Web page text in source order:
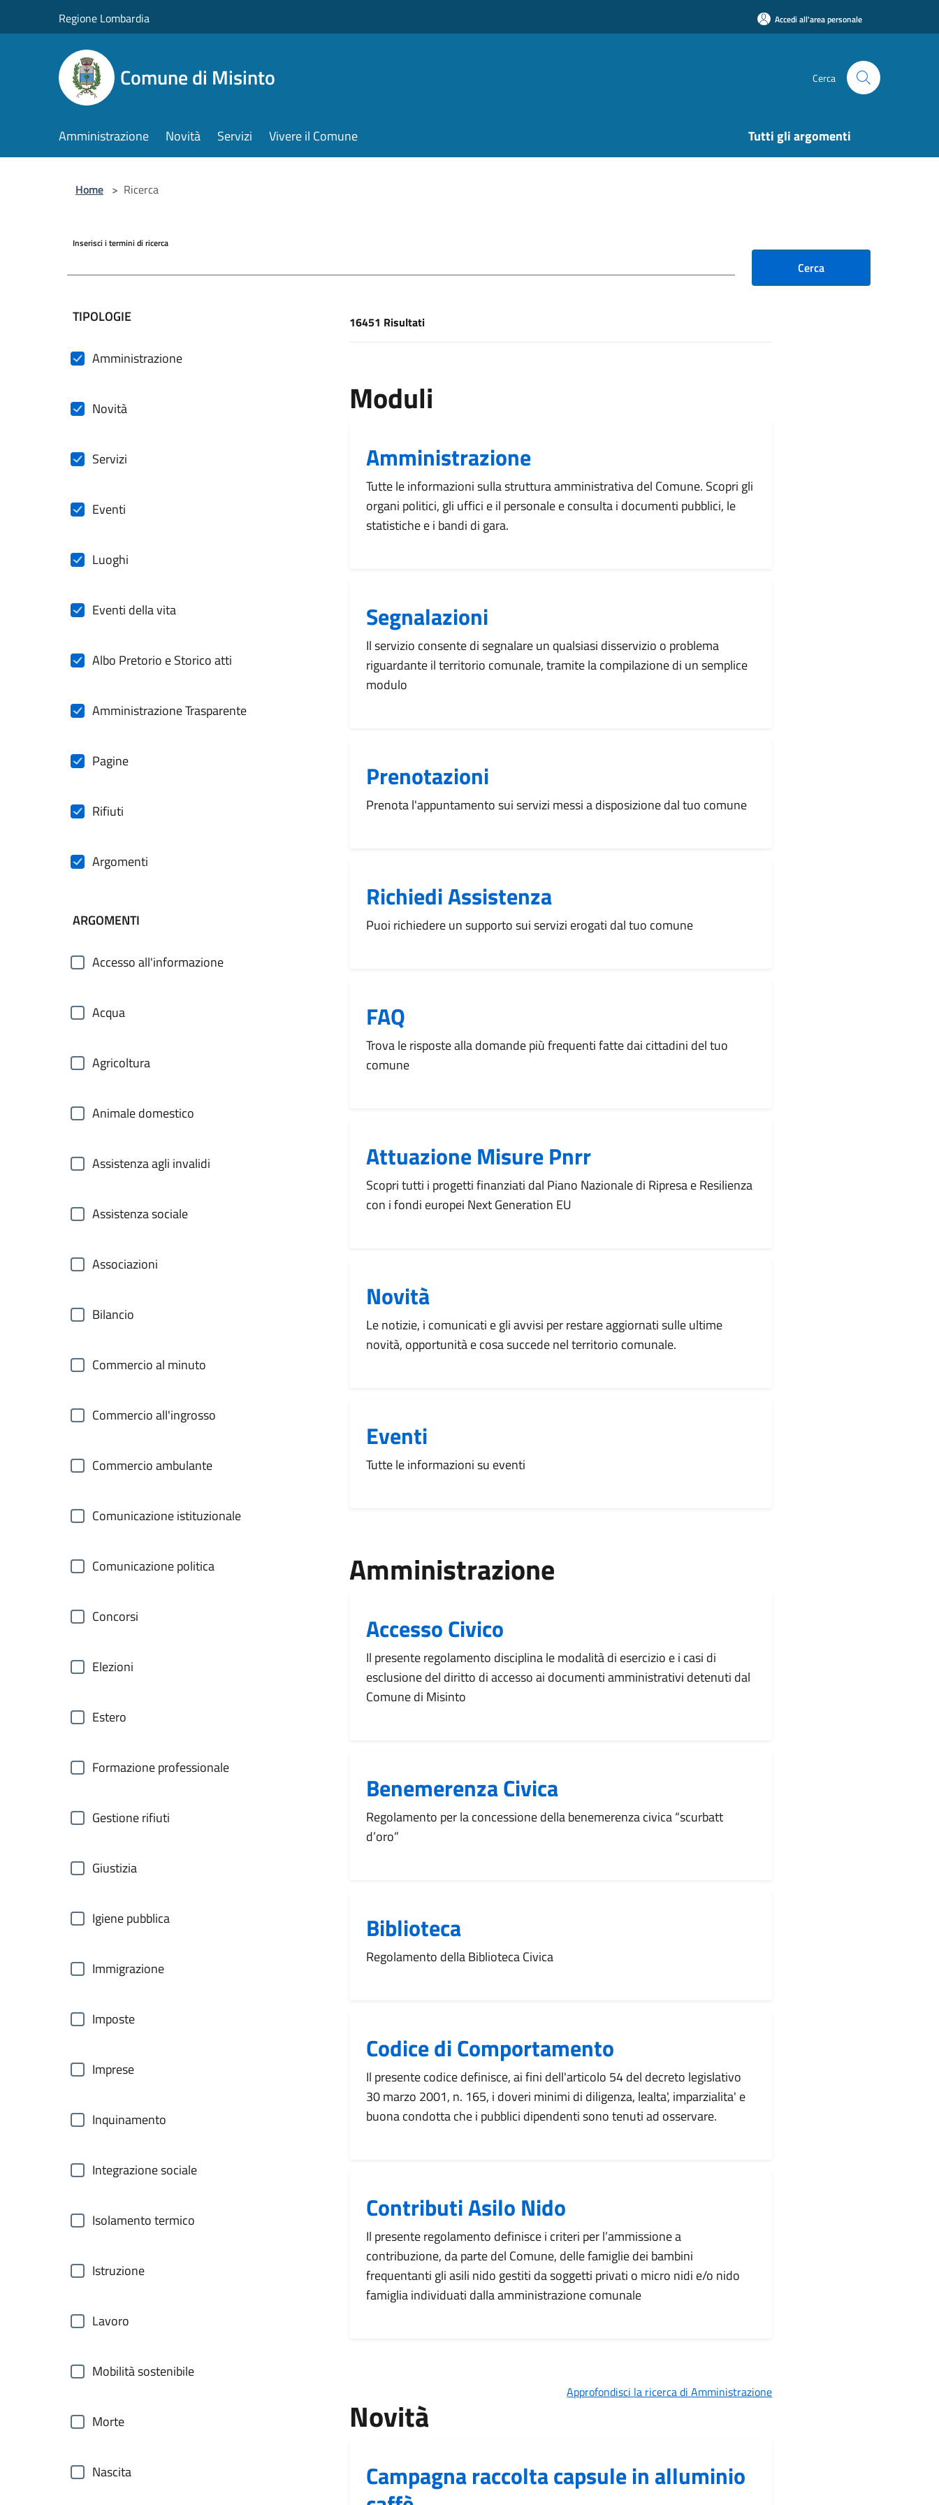
Regione Lombardia Accedi all'area personale
Comune di Misinto Cerca
Amministrazione Novità Servizi Vivere il Comune Tutti gli argomenti
Home > Ricerca
Inserisci i termini di ricerca
Cerca
filtri da applicare
TIPOLOGIE
Amministrazione
Novità
Servizi
Eventi
Luoghi
Eventi della vita
Albo Pretorio e Storico atti
Amministrazione Trasparente
Pagine
Rifiuti
Argomenti
ARGOMENTI
Accesso all'informazione
Acqua
Agricoltura
Animale domestico
Assistenza agli invalidi
Assistenza sociale
Associazioni
Bilancio
Commercio al minuto
Commercio all'ingrosso
Commercio ambulante
Comunicazione istituzionale
Comunicazione politica
Concorsi
Elezioni
Estero
Formazione professionale
Gestione rifiuti
Giustizia
Igiene pubblica
Immigrazione
Imposte
Imprese
Inquinamento
Integrazione sociale
Isolamento termico
Istruzione
Lavoro
Mobilità sostenibile
Morte
Nascita
[results] Risultati
16451 Risultati
Moduli
Amministrazione
Tutte le informazioni sulla struttura amministrativa del Comune. Scopri gli
organi politici, gli uffici e il personale e consulta i documenti pubblici, le
statistiche e i bandi di gara.
Segnalazioni
Il servizio consente di segnalare un qualsiasi disservizio o problema
riguardante il territorio comunale, tramite la compilazione di un semplice
modulo
Prenotazioni
Prenota l'appuntamento sui servizi messi a disposizione dal tuo comune
Richiedi Assistenza
Puoi richiedere un supporto sui servizi erogati dal tuo comune
FAQ
Trova le risposte alla domande più frequenti fatte dai cittadini del tuo
comune
Attuazione Misure Pnrr
Scopri tutti i progetti finanziati dal Piano Nazionale di Ripresa e Resilienza
con i fondi europei Next Generation EU
Novità
Le notizie, i comunicati e gli avvisi per restare aggiornati sulle ultime
novità, opportunità e cosa succede nel territorio comunale.
Eventi
Tutte le informazioni su eventi
Amministrazione
Accesso Civico
Il presente regolamento disciplina le modalità di esercizio e i casi di
esclusione del diritto di accesso ai documenti amministrativi detenuti dal
Comune di Misinto
Benemerenza Civica
Regolamento per la concessione della benemerenza civica “scurbatt
d’oro”
Biblioteca
Regolamento della Biblioteca Civica
Codice di Comportamento
Il presente codice definisce, ai fini dell'articolo 54 del decreto legislativo
30 marzo 2001, n. 165, i doveri minimi di diligenza, lealta', imparzialita' e
buona condotta che i pubblici dipendenti sono tenuti ad osservare.
Contributi Asilo Nido
Il presente regolamento definisce i criteri per l’ammissione a
contribuzione, da parte del Comune, delle famiglie dei bambini
frequentanti gli asili nido gestiti da soggetti privati o micro nidi e/o nido
famiglia individuati dalla amministrazione comunale
Approfondisci la ricerca di Amministrazione
Novità
Campagna raccolta capsule in alluminio